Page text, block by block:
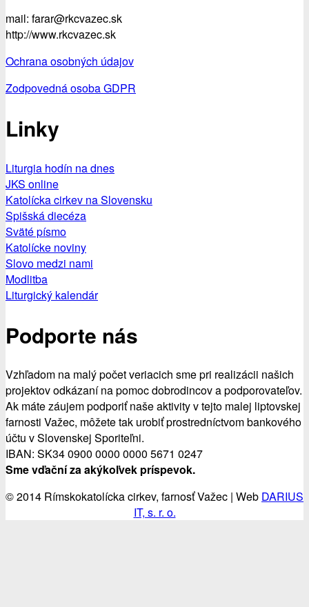
mail: farar@rkcvazec.sk
http://www.rkcvazec.sk
Ochrana osobných údajov
Zodpovedná osoba GDPR
Linky
Liturgia hodín na dnes
JKS online
Katolícka cirkev na Slovensku
Spišská diecéza
Sväté písmo
Katolícke noviny
Slovo medzi nami
Modlitba
Liturgický kalendár
Podporte nás
Vzhľadom na malý počet veriacich sme pri realizácii našich
projektov odkázaní na pomoc dobrodincov a podporovateľov.
Ak máte záujem podporiť naše aktivity v tejto malej liptovskej
farnosti Važec, môžete tak urobiť prostredníctvom bankového
účtu v Slovenskej Sporiteľni.
IBAN: SK34 0900 0000 0000 5671 0247
Sme vďační za akýkoľvek príspevok.
© 2014 Rímskokatolícka cirkev, farnosť Važec | Web DARIUS
IT, s. r. o.